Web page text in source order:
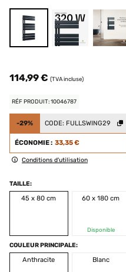
114,99 € (TVA incluse)
RÉF PRODUIT: 10046787
-29% CODE: FULLSWING29
ÉCONOMIE : 33,35 €
Conditions d'utilisation
TAILLE:
45 x 80 cm
60 x 180 cm
Disponible
COULEUR PRINCIPALE:
Anthracite
Blanc